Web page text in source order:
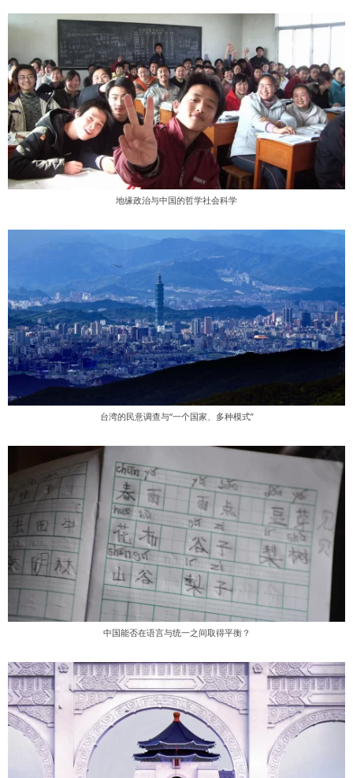
地缘政治与中国的哲学社会科学
台湾的民意调查与“一个国家、多种模式”
中国能否在语言与统一之间取得平衡？